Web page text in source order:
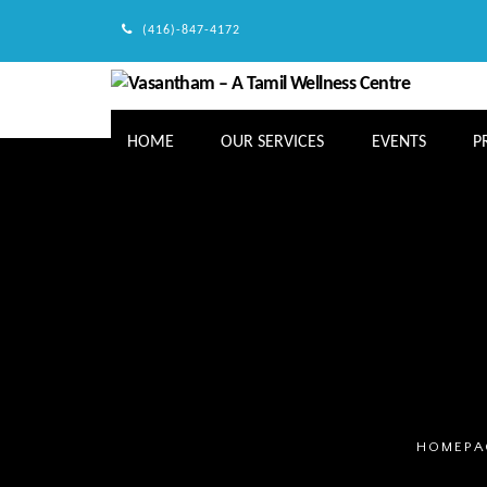
(416)-847-4172
HOME OUR SERVICES EVENTS